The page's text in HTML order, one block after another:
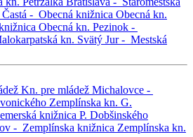
Častá - Obecná knižnica Obecná kn.
Obecná kn. Pezinok -
kn. Svätý Jur - Mestská
Kn. pre mládež Michalovce -
Zemplínska kn. G.
knižnica P. Dobšinského
- Zemplínska knižnica Zemplínska kn.